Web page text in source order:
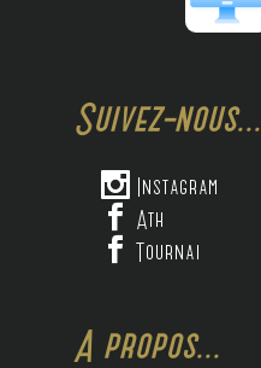
Suivez-nous...
 Instagram
 Ath
 Tournai
A propos...